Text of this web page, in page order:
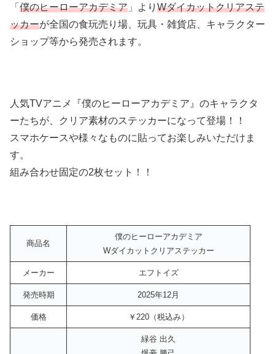
「 僕のヒーローアカデミア 」より Wダイカットクリアステ
ッカーが全国の食玩売り場、玩具・雑貨店、キャラクター
ショップ等から発売されます。
人気TVアニメ『僕のヒーローアカデミア』のキャラクタ
ーたちが、クリア素材のステッカーになって登場！！
スマホケースや様々なものに貼ってお楽しみいただけま
す。
組み合わせ固定の2枚セット！！
商品名
僕のヒーローアカデミア
Wダイカットクリアステッカー
メーカー エフトイズ
発売時期 2025年12月
価格 ￥220（税込み）
緑谷 出久